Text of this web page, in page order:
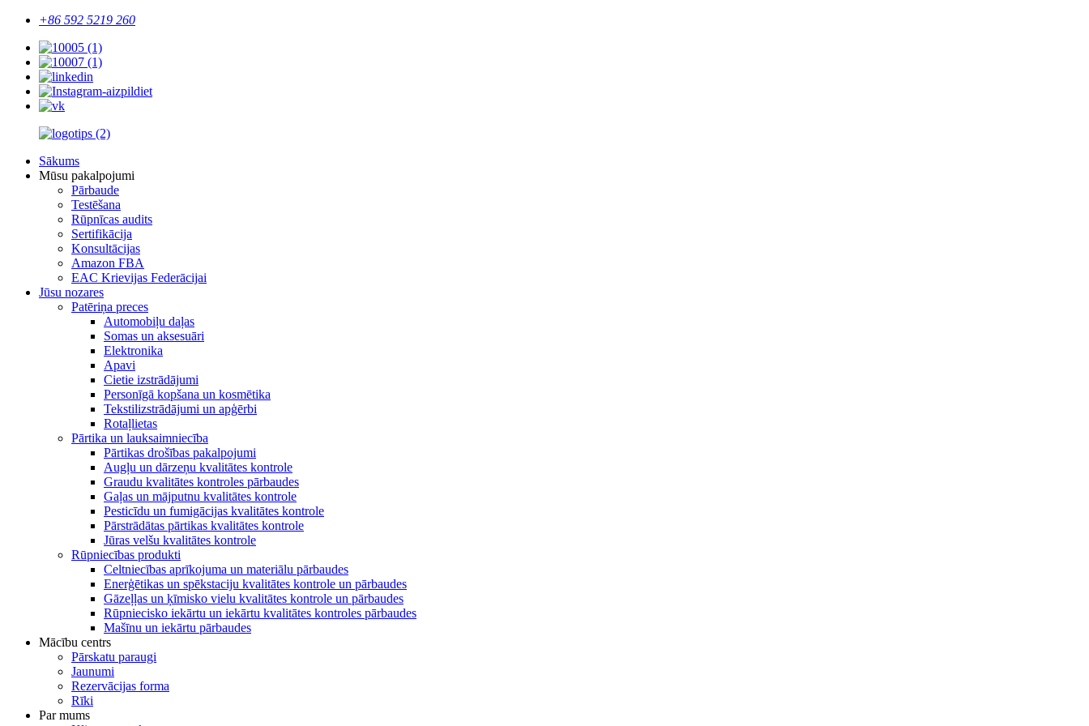
+86 592 5219 260
Sākums
Mūsu pakalpojumi
Pārbaude
Testēšana
Rūpnīcas audits
Sertifikācija
Konsultācijas
Amazon FBA
EAC Krievijas Federācijai
Jūsu nozares
Patēriņa preces
Automobiļu daļas
Somas un aksesuāri
Elektronika
Apavi
Cietie izstrādājumi
Personīgā kopšana un kosmētika
Tekstilizstrādājumi un apģērbi
Rotaļlietas
Pārtika un lauksaimniecība
Pārtikas drošības pakalpojumi
Augļu un dārzeņu kvalitātes kontrole
Graudu kvalitātes kontroles pārbaudes
Gaļas un mājputnu kvalitātes kontrole
Pesticīdu un fumigācijas kvalitātes kontrole
Pārstrādātas pārtikas kvalitātes kontrole
Jūras velšu kvalitātes kontrole
Rūpniecības produkti
Celtniecības aprīkojuma un materiālu pārbaudes
Enerģētikas un spēkstaciju kvalitātes kontrole un pārbaudes
Gāzeļļas un ķīmisko vielu kvalitātes kontrole un pārbaudes
Rūpniecisko iekārtu un iekārtu kvalitātes kontroles pārbaudes
Mašīnu un iekārtu pārbaudes
Mācību centrs
Pārskatu paraugi
Jaunumi
Rezervācijas forma
Rīki
Par mums